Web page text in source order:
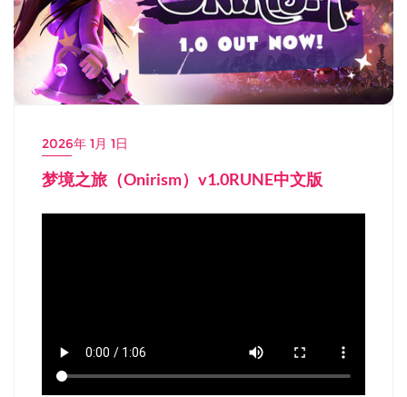
2026年 1月 1日
梦境之旅（Onirism）v1.0RUNE中文版